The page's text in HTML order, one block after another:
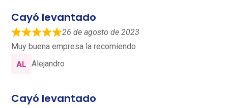
Cayó levantado
26 de agosto de 2023
Muy buena empresa la recomiendo
Alejandro
Cayó levantado